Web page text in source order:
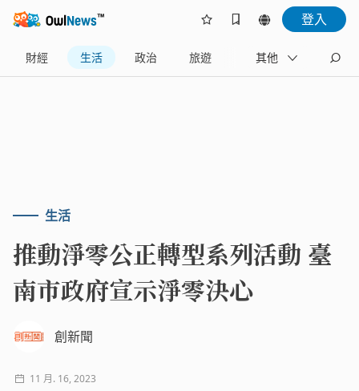
登入
財經 生活 政治 旅遊 體育
其他
生活
推動淨零公正轉型系列活動 臺
南市政府宣示淨零決心
創新聞
11 月. 16, 2023